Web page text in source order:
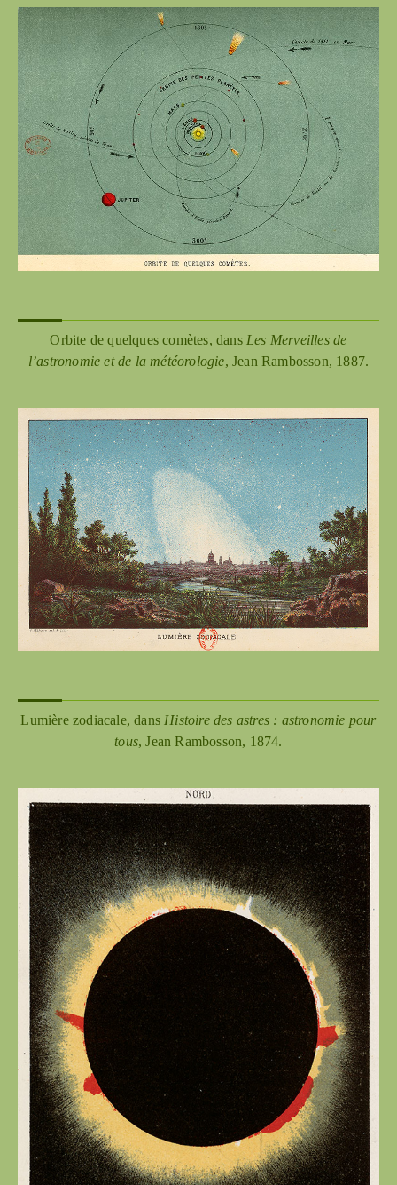
Orbite de quelques comètes, dansLes Merveilles de
l’astronomie et de la météorologie, Jean Rambosson, 1887.
Lumière zodiacale, dans Histoire des astres : astronomie pour
tous, Jean Rambosson, 1874.